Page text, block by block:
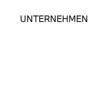
UNTERNEHMEN